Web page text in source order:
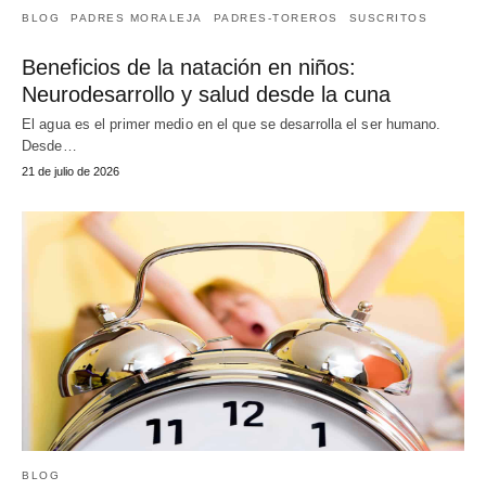
BLOG PADRES MORALEJA PADRES-TOREROS SUSCRITOS
Beneficios de la natación en niños:
Neurodesarrollo y salud desde la cuna
El agua es el primer medio en el que se desarrolla el ser humano.
Desde…
21 de julio de 2026
BLOG